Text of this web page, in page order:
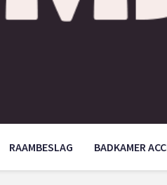
RAAMBESLAG BADKAMER